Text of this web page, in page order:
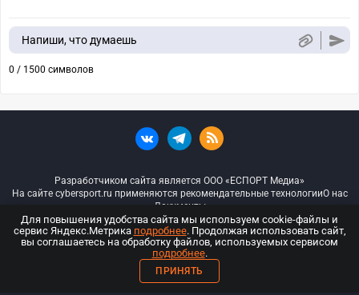
Напиши, что думаешь
0 / 1500 символов
Разработчиком сайта является ООО «ЕСПОРТ Медиа»
На сайте cybersport.ru применяются рекомендательные технологииО нас
Документы
© ООО «Киберспорт.ру» — Все права защищены
18+
ООО «Киберспорт.ру». Свидетельство о регистрации средств массовой
Для повышения удобства сайта мы используем cookie-файлы и
сервис Яндекс.Метрика подробнее. Продолжая использовать сайт,
вы соглашаетесь на обработку файлов, используемых сервисом
подробнее.
ПРИНЯТЬ